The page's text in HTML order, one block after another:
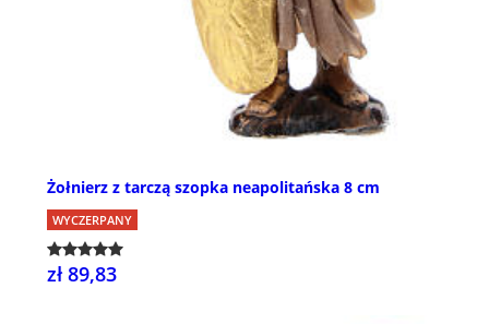
Żołnierz z tarczą szopka neapolitańska 8 cm
WYCZERPANY
zł 89,83